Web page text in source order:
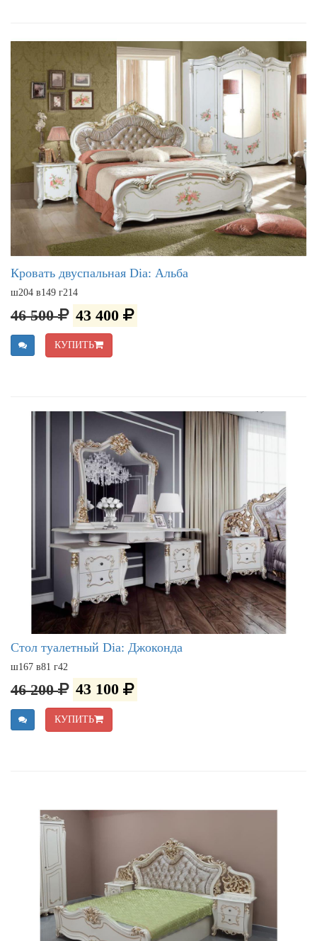
Кровать двуспальная Dia: Альба
ш204 в149 г214
46 500 43 400
КУПИТЬ
Стол туалетный Dia: Джоконда
ш167 в81 г42
46 200 43 100
КУПИТЬ